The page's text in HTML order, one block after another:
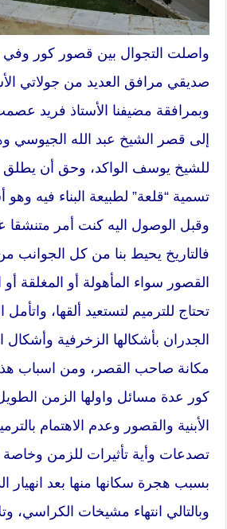
واصلت التجوال بين قصور كور وفي
صديقي مرافق العديد من جولاتي
وبمرافقة مضيفنا الأستاذ فريد
إلى قصر الشيخ عبد الله الجيوسي
للشيخ يوسف الواكد، وحق أن يطلق
تسمية “قلعة” لطبيعة البناء فيه وهو
وقبل الوصول اليه كنت أمر متنشقا
فالتاريخ يحيط بنا من كل الجوانب
القصور سواء المأهولة أو المغلقة أو
تحتاج للترميم لتستعيد ألقها،
الجدران بأشكالها الزخرفية
مكانة صاحب القصر، ومن اسباب
كور عدة مسائل واولها الزمن
الأبنية والقصور وعدم الاهتمام
تصدعات وأية تأثيرات للزمن وخاصة
بسبب هجرة سكانها منها بعد انهيار
وبالتالي انتهاء مشيخات الكراسي،